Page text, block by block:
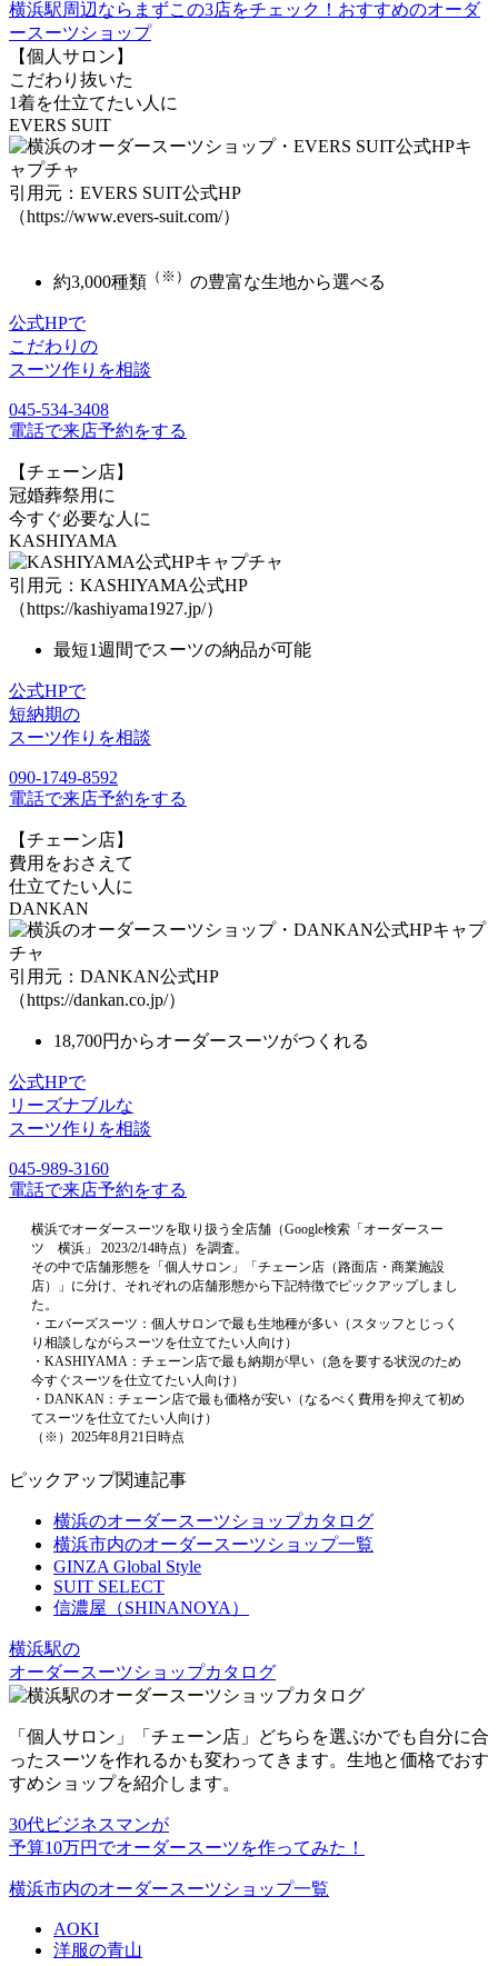
横浜駅周辺ならまずこの3店をチェック！ おすすめのオーダ
ースーツショップ
【個人サロン】
こだわり抜いた
1着を仕立てたい人に
EVERS SUIT
引用元：EVERS SUIT公式HP
（https://www.evers-suit.com/）
約3,000種類 （※） の豊富な生地から選べる
公式HPで
こだわりの
スーツ作りを相談
045-534-3408
電話で来店予約をする
【チェーン店】
冠婚葬祭用に
今すぐ必要な人に
KASHIYAMA
引用元：KASHIYAMA公式HP
（https://kashiyama1927.jp/）
最短1週間でスーツの納品が可能
公式HPで
短納期の
スーツ作りを相談
090-1749-8592
電話で来店予約をする
【チェーン店】
費用をおさえて
仕立てたい人に
DANKAN
引用元：DANKAN公式HP
（https://dankan.co.jp/）
18,700円からオーダースーツがつくれる
公式HPで
リーズナブルな
スーツ作りを相談
045-989-3160
電話で来店予約をする
横浜でオーダースーツを取り扱う全店舗（Google検索「オーダースー
ツ 横浜」 2023/2/14時点）を調査。
その中で店舗形態を「個人サロン」「チェーン店（路面店・商業施設
店）」に分け、それぞれの店舗形態から下記特徴でピックアップしまし
た。
・エバーズスーツ：個人サロンで最も生地種が多い（スタッフとじっく
り相談しながらスーツを仕立てたい人向け）
・KASHIYAMA：チェーン店で最も納期が早い（急を要する状況のため
今すぐスーツを仕立てたい人向け）
・DANKAN：チェーン店で最も価格が安い（なるべく費用を抑えて初め
てスーツを仕立てたい人向け）
（※）2025年8月21日時点
ピックアップ関連記事
横浜のオーダースーツショップカタログ
横浜市内のオーダースーツショップ一覧
GINZA Global Style
SUIT SELECT
信濃屋（SHINANOYA）
横浜駅の
オーダースーツショップカタログ
「個人サロン」「チェーン店」どちらを選ぶかでも自分に合
ったスーツを作れるかも変わってきます。生地と価格でおす
すめショップを紹介します。
30代ビジネスマンが
予算10万円でオーダースーツを作ってみた！
横浜市内のオーダースーツショップ一覧
AOKI
洋服の青山